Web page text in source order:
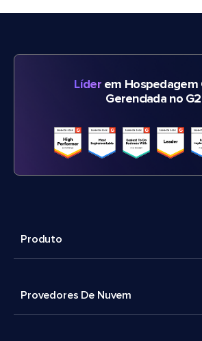
Líderem Hospedagem
Gerenciada no G2
Produto
Provedores De Nuvem